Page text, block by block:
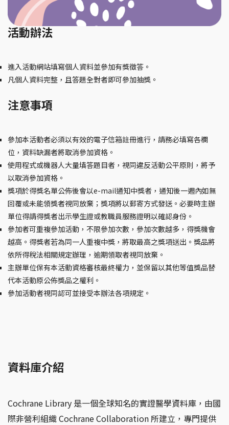
活動辦法
進入活動網站填寫個人資料並參加有獎徵答。
凡個人資料完整，且答題全對者即可參加抽獎。
注意事項
參加本活動者必須以有效的電子信箱註冊進行，請務必填寫各欄
位，資料缺漏者將取消參加資格。
使用程式或機器人大量填答題目者，視同違反活動公平原則，將予
以取消參加資格。
獎項於得獎名單公佈後會以e-mail通知中獎者，通知後一週內如無
回覆或未能領獎者視同放棄；獎項將以郵寄方式發送。必要時主辦
單位得請得獎者出示學生證或教職員服務證明以確認身份。
參加者可重複參加活動，不限參加次數，參加次數越多，得獎機會
越高。得獎者若為同一人重複中獎，將取最高之獎項送出。獎品將
依所得稅法相關規定辦理，逾期領取者視同放棄。
主辦單位保有本活動資格審核最終權力，並保留以其他等值獎品替
代本活動原公佈獎品之權利。
參加活動者視同認可並接受本辦法各項規定。
資料庫介紹
Cochrane Library 是一個全球知名的實證醫學資料庫，由國
際非營利組織 Cochrane Collaboration 所建立，專門提供